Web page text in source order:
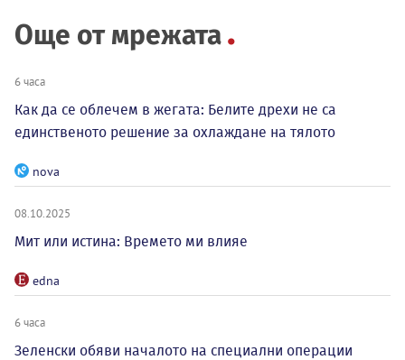
Още от мрежата
6 часа
Как да се облечем в жегата: Белите дрехи не са
единственото решение за охлаждане на тялото
nova
08.10.2025
Мит или истина: Времето ми влияе
edna
6 часа
Зеленски обяви началото на специални операции